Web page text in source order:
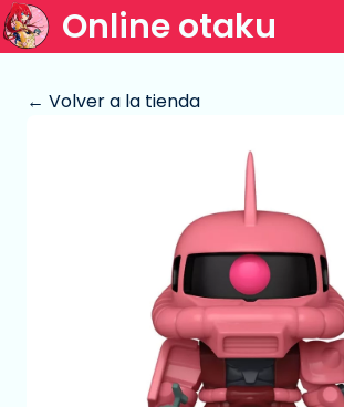
Online otaku
← Volver a la tienda